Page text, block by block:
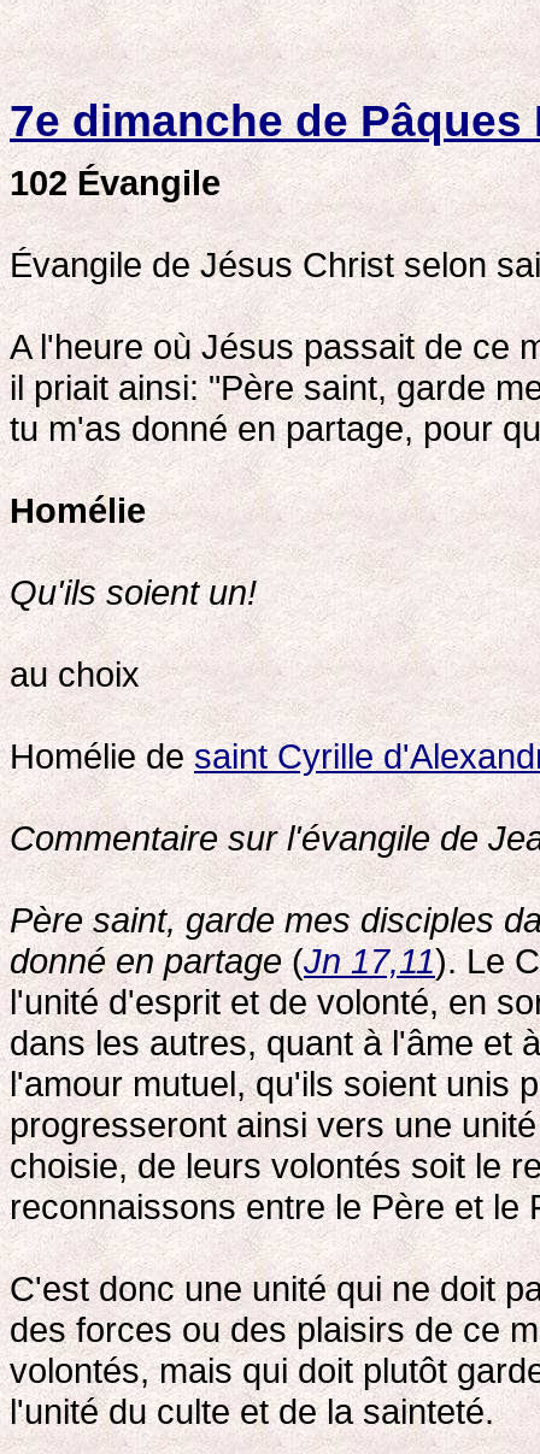
7e dimanche de Pâques
102 Évangile
Évangile de Jésus Christ selon
A l'heure où Jésus passait de ce
il priait ainsi: "Père saint, garde
tu m'as donné en partage, pour
Homélie
Qu'ils soient un!
au choix
Homélie desaint Cyrille
Commentaire sur l'évangile de
Père saint, garde mes disciples
donné en partage(Jn 17,11). Le
l'unité d'esprit et de volonté, en
dans les autres, quant à l'âme et
l'amour mutuel, qu'ils soient unis
progresseront ainsi vers une
choisie, de leurs volontés soit le
reconnaissons entre le Père et le
C'est donc une unité qui ne doit
des forces ou des plaisirs de ce
volontés, mais qui doit plutôt
l'unité du culte et de la sainteté.